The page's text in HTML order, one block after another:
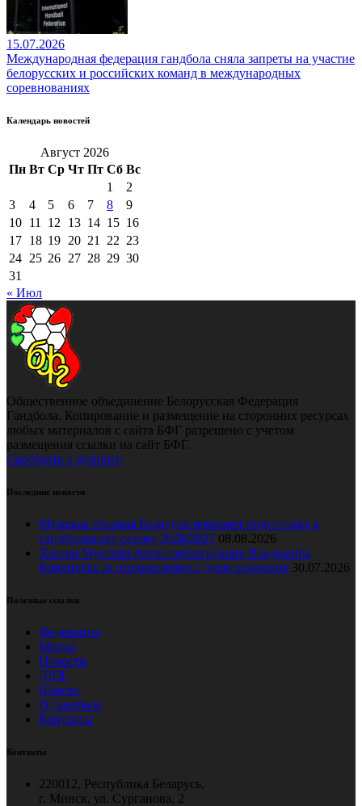
15.07.2026
Международная федерация гандбола сняла запреты на участие
белорусских и российских команд в международных
соревнованиях
Календарь новостей
Август 2026
Пн Вт Ср Чт Пт Сб Вс
1
2
3
4 5 6 7 8
9
10 11 12 13 14 15 16
17 18 19 20 21 22 23
24 25 26 27 28 29 30
31
« Июл
Общественное объединение Белорусская Федерация
Гандбола. Копирование и размещение на сторонних ресурсах
любых материалов с сайта БФГ разрешено с учетом
размещения ссылки на сайт БФГ.
Сообщить о допинге
Последние новости
Мужская сборная Беларуси начинает подготовку к
гандбольному сезону 2026/2027 08.08.2026
Хассан Мустафа тепло поблагодарил Владимира
Коноплёва за поздравление с днем рождения 30.07.2026
Полезные ссылки
Федерация
Медиа
Новости
ДЮГ
Школы
О гандболе
Контакты
Контакты
220012, Республика Беларусь,
г. Минск, ул. Сурганова, 2